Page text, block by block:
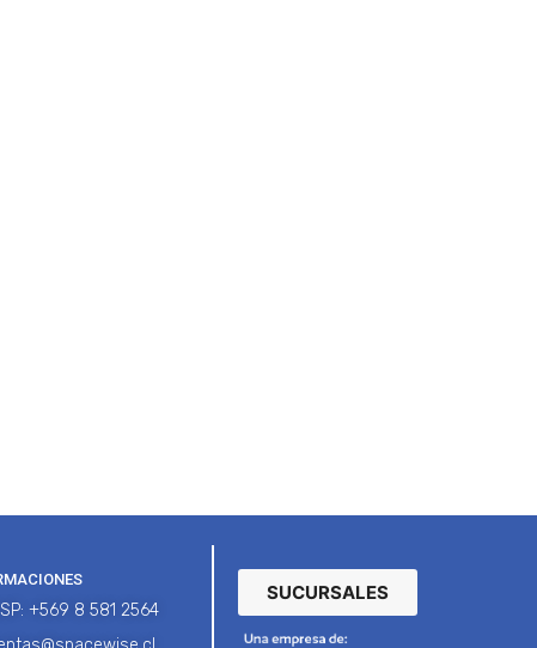
+569 8 581 2564
SUCURSALES